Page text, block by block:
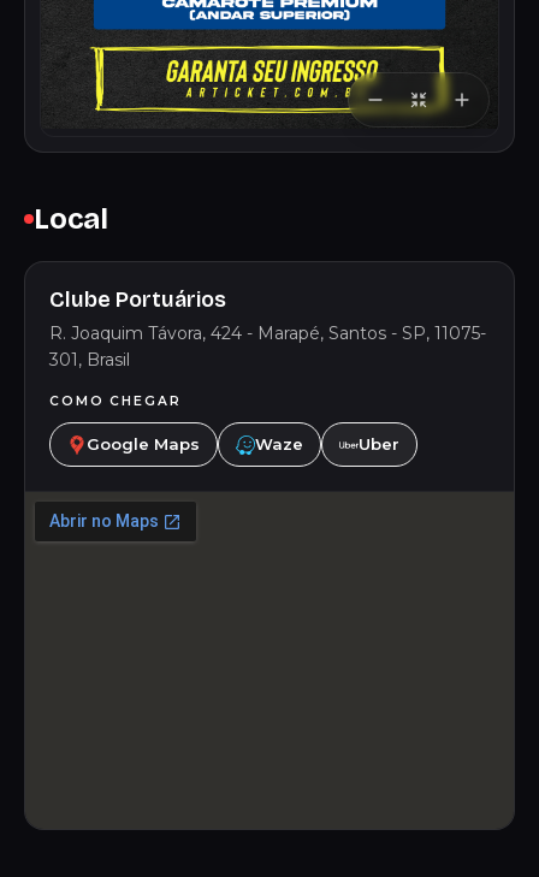
Local
Clube Portuários
R. Joaquim Távora, 424 - Marapé, Santos - SP, 11075-
301, Brasil
COMO CHEGAR
Google Maps Waze Uber